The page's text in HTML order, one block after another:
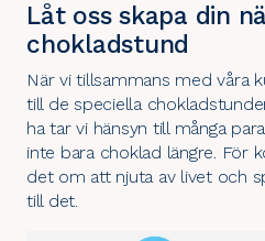
Låt oss skapa din
chokladstund
När vi tillsammans med våra
till de speciella
ha tar vi hänsyn till många
inte bara choklad längre. För
det om att njuta av livet och
till det.